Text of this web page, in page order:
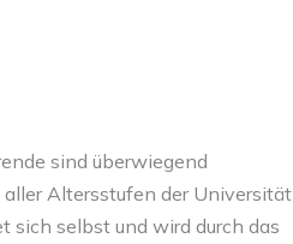
sind überwiegend
Altersstufen der Universität
sich selbst und wird durch das